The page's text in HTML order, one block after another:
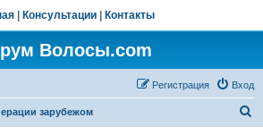
Консультации Контакты
Волосы.com
Вход
Регистрация
зарубежом